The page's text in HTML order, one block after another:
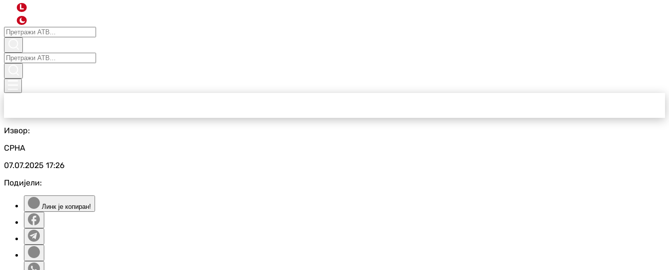
L
Извор:
СРНА
07.07.2025 17:26
Подијели:
Линк је копиран!